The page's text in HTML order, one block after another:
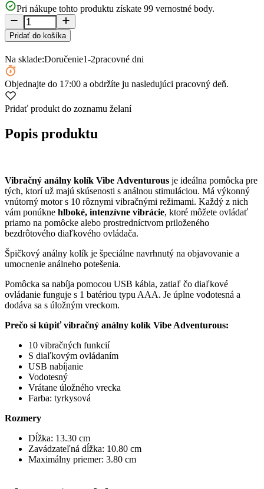
Pri nákupe tohto produktu získate 99 vernostné body.
Pridať do košíka
Na sklade:Doručenie1-2pracovné dni
Objednajte do 17:00 a obdržíte ju nasledujúci pracovný deň.
Pridať produkt do zoznamu želaní
Popis produktu
Vibračný análny kolík Vibe Adventurous je ideálna pomôcka pre
tých, ktorí už majú skúsenosti s análnou stimuláciou. Má výkonný
vnútorný motor s 10 rôznymi vibračnými režimami. Každý z nich
vám ponúkne hlboké, intenzívne vibrácie, ktoré môžete ovládať
priamo na pomôcke alebo prostredníctvom priloženého
bezdrôtového diaľkového ovládača.
Špičkový análny kolík je špeciálne navrhnutý na objavovanie a
umocnenie análneho potešenia.
Pomôcka sa nabíja pomocou USB kábla, zatiaľ čo diaľkové
ovládanie funguje s 1 batériou typu AAA. Je úplne vodotesná a
dodáva sa s úložným vreckom.
Prečo si kúpiť vibračný análny kolík Vibe Adventurous:
10 vibračných funkcií
S diaľkovým ovládaním
USB nabíjanie
Vodotesný
Vrátane úložného vrecka
Farba: tyrkysová
Rozmery
Dĺžka: 13.30 cm
Zavádzateľná dĺžka: 10.80 cm
Maximálny priemer: 3.80 cm